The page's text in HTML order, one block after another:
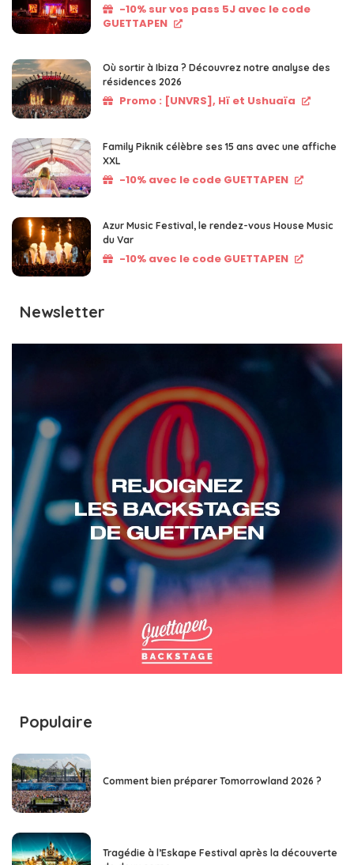
-10% sur vos pass 5J avec le code
GUETTAPEN
Où sortir à Ibiza ? Découvrez notre analyse des
résidences 2026
Promo : [UNVRS], Hï et Ushuaïa
Family Piknik célèbre ses 15 ans avec une affiche
XXL
-10% avec le code GUETTAPEN
Azur Music Festival, le rendez-vous House Music
du Var
-10% avec le code GUETTAPEN
Newsletter
Populaire
Comment bien préparer Tomorrowland 2026 ?
Tragédie à l’Eskape Festival après la découverte